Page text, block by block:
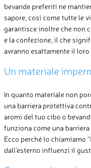
bevande preferiti ne
sapore, così come tutte le
garantisce inoltre che non
e la confezione, il che
avranno esattamente il loro
Un materiale
In quanto materiale non
una barriera protettiva
aromi del tuo cibo o
funziona come una
Ecco perché lo chiamiamo
dall’esterno influenzi il